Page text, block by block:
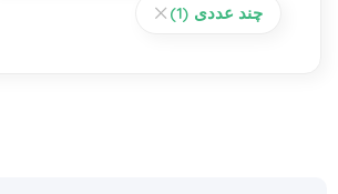
چند عددی (1)